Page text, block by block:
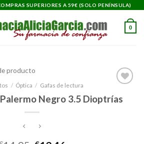
SUPERIORES A 59€ (SOLO PENÍNSULA)
0
a la
/ Óptica / Gafas de lectura
Negro 3.5 Dioptrías